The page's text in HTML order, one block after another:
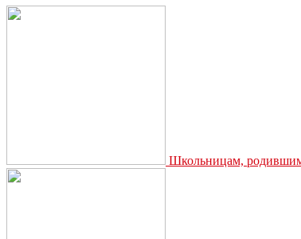
Школьницам, родившим